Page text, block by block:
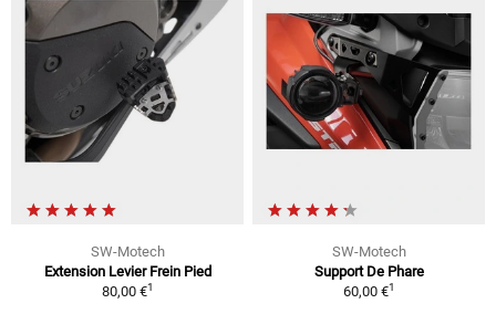
SW-Motech
Extension Levier Frein Pied
80,00 €1
SW-Motech
Support De Phare
60,00 €1